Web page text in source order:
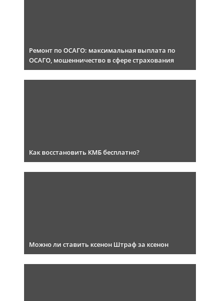
Ремонт по ОСАГО: максимальная выплата по
ОСАГО, мошенничество в сфере страхования
Как восстановить КМБ бесплатно?
Можно ли ставить ксенон Штраф за ксенон